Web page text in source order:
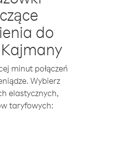
do
minut połączeń
Wybierz
elastycznych,
taryfowych: